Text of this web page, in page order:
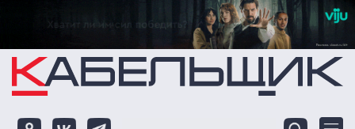
Перейти к основному содержанию